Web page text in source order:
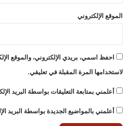
الموقع الإلكتروني
احفظ اسمي، بريدي الإلكتروني، والموقع
لاستخدامها المرة المقبلة في تعليقي.
أعلمني بمتابعة التعليقات بواسطة البريد
أعلمني بالمواضيع الجديدة بواسطة البريد